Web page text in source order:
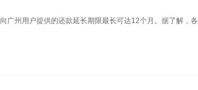
广州用户提供的还款延长期限最长可达12个月。据了解，各